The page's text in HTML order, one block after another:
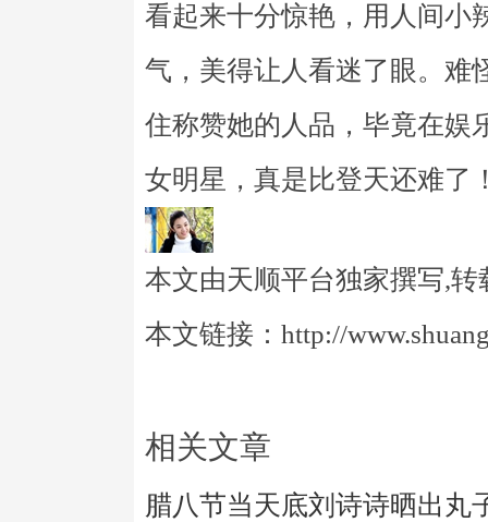
看起来十分惊艳，用人间小
气，美得让人看迷了眼。难
住称赞她的人品，毕竟在娱
女明星，真是比登天还难了
本文由天顺平台独家撰写,转
本文链接：http://
相关文章
腊八节当天底刘诗诗晒出丸